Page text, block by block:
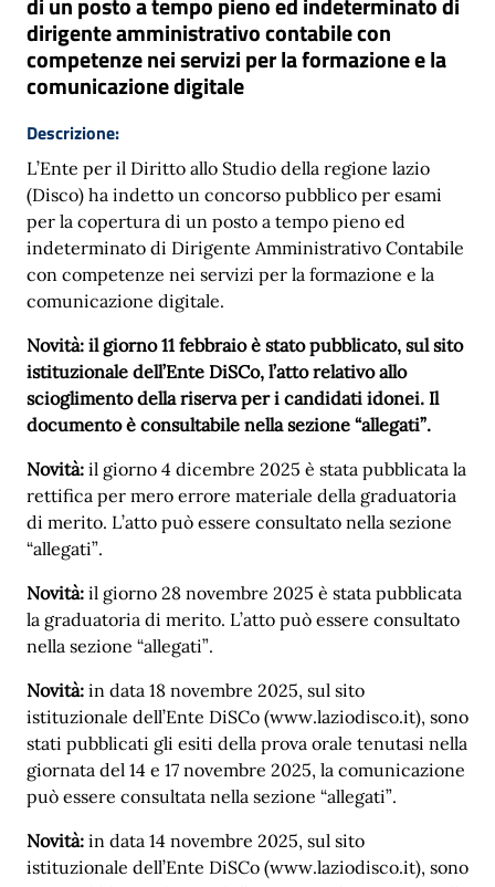
dirigente amministrativo contabile con
competenze nei servizi per la formazione e la
comunicazione digitale
Descrizione:
L’Ente per il Diritto allo Studio della regione lazio
(Disco) ha indetto un concorso pubblico per esami
per la copertura di un posto a tempo pieno ed
indeterminato di Dirigente Amministrativo Contabile
con competenze nei servizi per la formazione e la
comunicazione digitale.
Novità: il giorno 11 febbraio è stato pubblicato, sul sito
istituzionale dell’Ente DiSCo, l’atto relativo allo
scioglimento della riserva per i candidati idonei. Il
documento è consultabile nella sezione “allegati”.
Novità: il giorno 4 dicembre 2025 è stata pubblicata la
rettifica per mero errore materiale della graduatoria
di merito. L’atto può essere consultato nella sezione
“allegati”.
Novità: il giorno 28 novembre 2025 è stata pubblicata
la graduatoria di merito. L’atto può essere consultato
nella sezione “allegati”.
Novità: in data 18 novembre 2025, sul sito
istituzionale dell’Ente DiSCo (www.laziodisco.it), sono
stati pubblicati gli esiti della prova orale tenutasi nella
giornata del 14 e 17 novembre 2025, la comunicazione
può essere consultata nella sezione “allegati”.
Novità: in data 14 novembre 2025, sul sito
istituzionale dell’Ente DiSCo (www.laziodisco.it), sono